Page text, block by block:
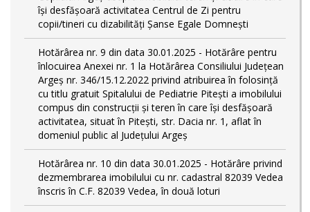
își desfășoară activitatea Centrul de Zi pentru
copii/tineri cu dizabilități Șanse Egale Domnești
Hotărârea nr. 9 din data 30.01.2025 - Hotărâre pentru
înlocuirea Anexei nr. 1 la Hotărârea Consiliului Județean
Argeș nr. 346/15.12.2022 privind atribuirea în folosință
cu titlu gratuit Spitalului de Pediatrie Pitești a imobilului
compus din construcții și teren în care își desfășoară
activitatea, situat în Pitești, str. Dacia nr. 1, aflat în
domeniul public al Județului Argeș
Hotărârea nr. 10 din data 30.01.2025 - Hotărâre privind
dezmembrarea imobilului cu nr. cadastral 82039 Vedea
înscris în C.F. 82039 Vedea, în două loturi